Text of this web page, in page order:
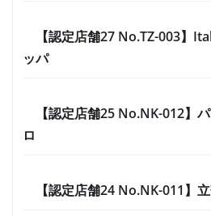
【認定店舗27 No.TZ-003】
ッパ
【認定店舗25 No.NK-012】
ロ
【認定店舗24 No.NK-011】